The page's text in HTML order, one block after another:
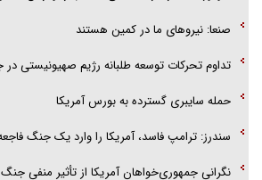
صنعا: نیروهای ما در کمین‌ هستند
تداوم تحرکات توسعه طلبانه رژیم صهیونیستی
حمله سایبری گسترده به بورس آمریکا
سندرز: ترامپ فاسد، آمریکا را وارد یک جنگ
نگرانی جمهوری‌خواهان آمریکا از تأثیر منفی جنگ